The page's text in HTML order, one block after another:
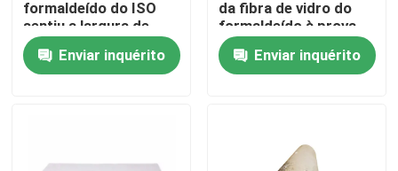
Contatos
Produtos
formaldeído do ISO
sentiu a largura de
600mm 1200mm
Enviar inquérito
da fibra de vidro do
formaldeído à prova
de fogo
Enviar inquérito